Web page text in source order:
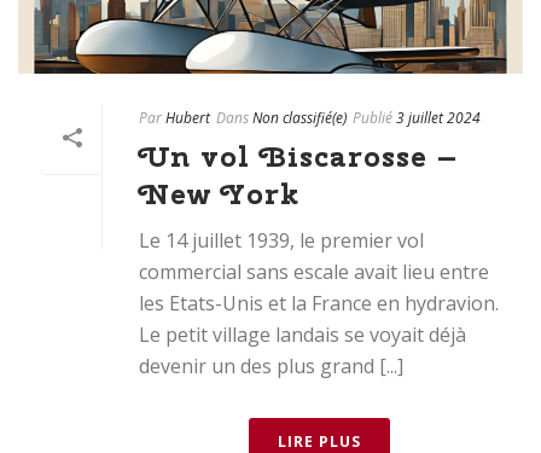
ParHubert DansNon classifié(e) Publié3 juillet 2024
Un vol Biscarosse –
New York
Le 14 juillet 1939, le premier vol
commercial sans escale avait lieu entre
les Etats-Unis et la France en hydravion.
Le petit village landais se voyait déjà
devenir un des plus grand [...]
LIRE PLUS